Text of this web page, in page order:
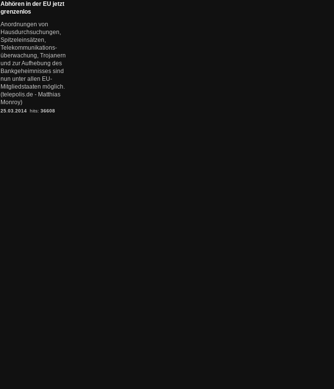
Abhören in der EU jetzt
grenzenlos
Anordnungen von
Hausdurchsuchungen,
Spitzeleinsätzen,
Telekommunikations-
überwachung, Trojanern
und zur Aufhebung des
Bankgeheimnisses sind
nun unter allen EU-
Mitgliedstaaten möglich.
(telepolis.de - Matthias
Monroy)
25.03.2014 hits: 36608